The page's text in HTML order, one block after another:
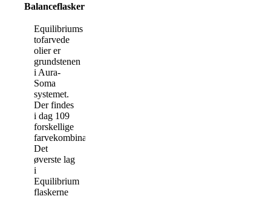
Balanceflasker
Equilibriums
tofarvede
olier er
grundstenen
i Aura-
Soma
systemet.
Der findes
i dag 109
forskellige
farvekombinationer/flasker.
Det
øverste lag
i
Equilibrium
flaskerne